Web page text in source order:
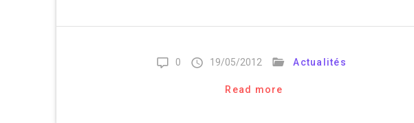
0 19/05/2012 Actualités
Read more